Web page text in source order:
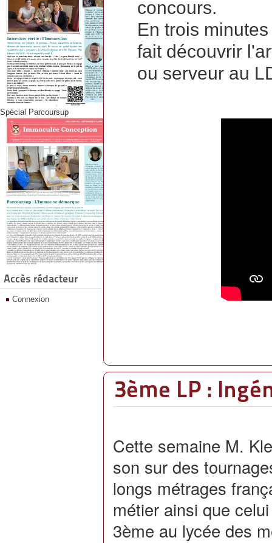
Spécial Parcoursup
Accès rédacteur
Connexion
concours.
En trois
fait découvrir
ou serveur au
3ème LP :
Cette semaine M.
son sur des
longs métrages
métier ainsi que
3ème au lycée des